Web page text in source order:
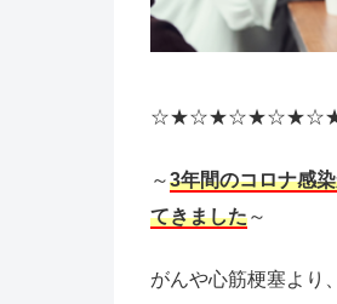
～3年間のコロナ感
てきました～
がんや心筋梗塞より